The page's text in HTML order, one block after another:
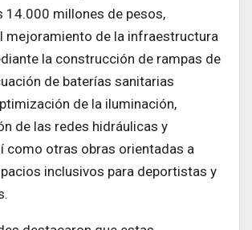
14.000 millones de pesos,
mejoramiento de la infraestructura
la construcción de rampas de
de baterías sanitarias
de la iluminación,
de las redes hidráulicas y
como otras obras orientadas a
inclusivos para deportistas y